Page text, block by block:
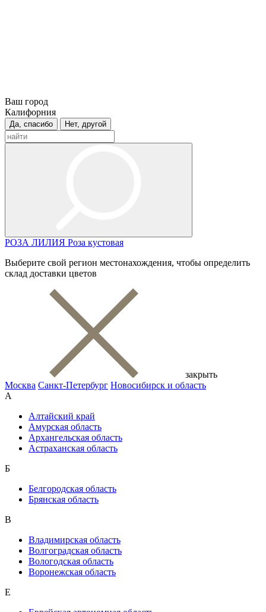
Ваш город
Калифорния
Да, спасибо Нет, другой
РОЗА ЛИЛИЯ Роза кустовая
Выберите свой регион местонахождения, чтобы определить
склад доставки цветов
закрыть
Москва Санкт-Петербург Новосибирск и область
А
Алтайский край
Амурская область
Архангельская область
Астраханская область
Б
Белгородская область
Брянская область
В
Владимирская область
Волгоградская область
Вологодская область
Воронежская область
Е